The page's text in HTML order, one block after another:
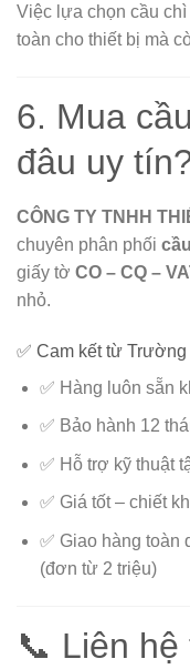
Việc lựa chọn cầu
toàn cho thiết bị mà
6. Mua
đâu uy
CÔNG TY TNHH
chuyên phân phối
giấy tờ CO – CQ –
nhỏ.
✅ Cam kết từ Trường
✅ Hàng luôn sẵn
✅ Bảo hành 12
✅ Hỗ trợ kỹ thuật
✅ Giá tốt – chiết
✅ Giao hàng toàn
(đơn từ 2 triệu)
📞 Liên